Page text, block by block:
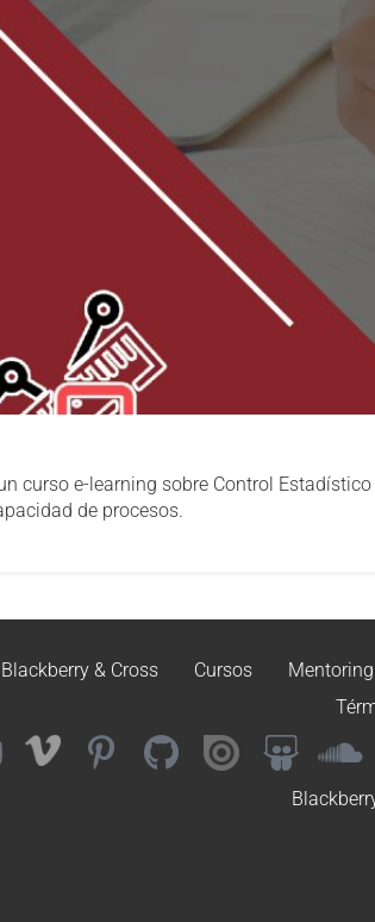
curso e-learning sobre Control
de procesos.
& Cross Cursos Mentoring